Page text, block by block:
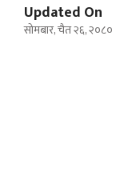
Updated On
सोमबार, चैत २६, २०८०